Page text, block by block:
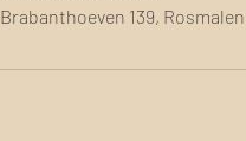
Brabanthoeven 139,